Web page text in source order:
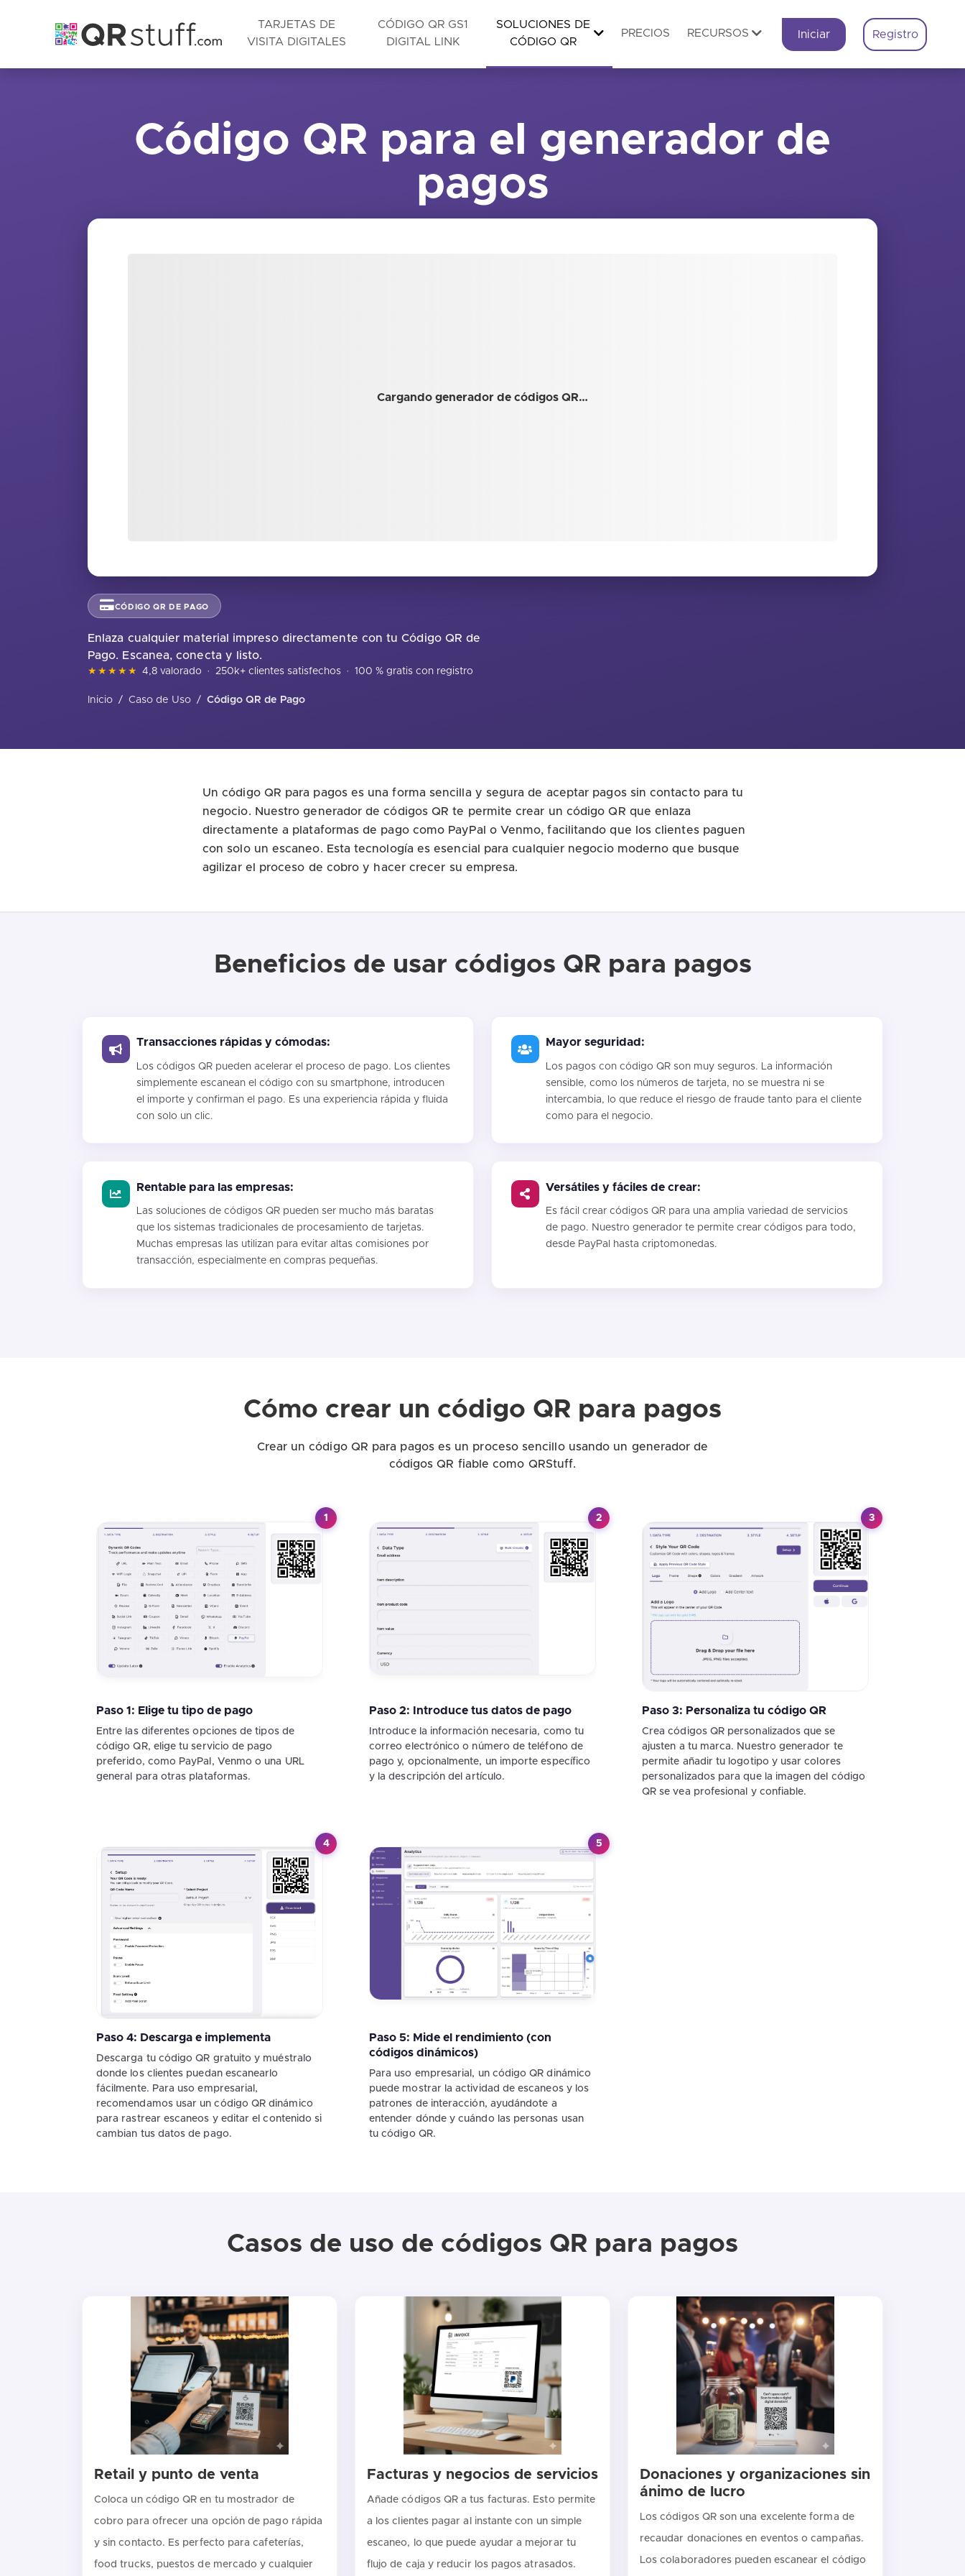
TARJETAS DE
VISITA DIGITALES
CÓDIGO QR GS1
DIGITAL LINK
SOLUCIONES DE
CÓDIGO QR
PRECIOS RECURSOS Iniciar Registro
Código QR para el generador de
pagos
Cargando generador de códigos QR…
CÓDIGO QR DE PAGO
Enlaza cualquier material impreso directamente con tu Código QR de
Pago. Escanea, conecta y listo.
★★★★★ 4,8 valorado · 250k+ clientes satisfechos · 100 % gratis con registro
Inicio / Caso de Uso / Código QR de Pago
Un código QR para pagos es una forma sencilla y segura de aceptar pagos sin contacto para tu
negocio. Nuestro generador de códigos QR te permite crear un código QR que enlaza
directamente a plataformas de pago como PayPal o Venmo, facilitando que los clientes paguen
con solo un escaneo. Esta tecnología es esencial para cualquier negocio moderno que busque
agilizar el proceso de cobro y hacer crecer su empresa.
Beneficios de usar códigos QR para pagos
Transacciones rápidas y cómodas:
Los códigos QR pueden acelerar el proceso de pago. Los clientes
simplemente escanean el código con su smartphone, introducen
el importe y confirman el pago. Es una experiencia rápida y fluida
con solo un clic.
Mayor seguridad:
Los pagos con código QR son muy seguros. La información
sensible, como los números de tarjeta, no se muestra ni se
intercambia, lo que reduce el riesgo de fraude tanto para el cliente
como para el negocio.
Rentable para las empresas:
Las soluciones de códigos QR pueden ser mucho más baratas
que los sistemas tradicionales de procesamiento de tarjetas.
Muchas empresas las utilizan para evitar altas comisiones por
transacción, especialmente en compras pequeñas.
Versátiles y fáciles de crear:
Es fácil crear códigos QR para una amplia variedad de servicios
de pago. Nuestro generador te permite crear códigos para todo,
desde PayPal hasta criptomonedas.
Cómo crear un código QR para pagos
Crear un código QR para pagos es un proceso sencillo usando un generador de
códigos QR fiable como QRStuff.
1
Paso 1: Elige tu tipo de pago
Entre las diferentes opciones de tipos de
código QR, elige tu servicio de pago
preferido, como PayPal, Venmo o una URL
general para otras plataformas.
2
Paso 2: Introduce tus datos de pago
Introduce la información necesaria, como tu
correo electrónico o número de teléfono de
pago y, opcionalmente, un importe específico
y la descripción del artículo.
3
Paso 3: Personaliza tu código QR
Crea códigos QR personalizados que se
ajusten a tu marca. Nuestro generador te
permite añadir tu logotipo y usar colores
personalizados para que la imagen del código
QR se vea profesional y confiable.
4
Paso 4: Descarga e implementa
Descarga tu código QR gratuito y muéstralo
donde los clientes puedan escanearlo
fácilmente. Para uso empresarial,
recomendamos usar un código QR dinámico
para rastrear escaneos y editar el contenido si
cambian tus datos de pago.
5
Paso 5: Mide el rendimiento (con
códigos dinámicos)
Para uso empresarial, un código QR dinámico
puede mostrar la actividad de escaneos y los
patrones de interacción, ayudándote a
entender dónde y cuándo las personas usan
tu código QR.
Casos de uso de códigos QR para pagos
Retail y punto de venta
Coloca un código QR en tu mostrador de
cobro para ofrecer una opción de pago rápida
y sin contacto. Es perfecto para cafeterías,
food trucks, puestos de mercado y cualquier
Facturas y negocios de servicios
Añade códigos QR a tus facturas. Esto permite
a los clientes pagar al instante con un simple
escaneo, lo que puede ayudar a mejorar tu
flujo de caja y reducir los pagos atrasados.
Donaciones y organizaciones sin
ánimo de lucro
Los códigos QR son una excelente forma de
recaudar donaciones en eventos o campañas.
Los colaboradores pueden escanear el código